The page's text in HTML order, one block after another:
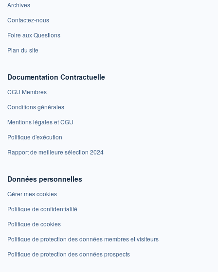
Archives
Contactez-nous
Foire aux Questions
Plan du site
Documentation Contractuelle
CGU Membres
Conditions générales
Mentions légales et CGU
Politique d'exécution
Rapport de meilleure sélection 2024
Données personnelles
Gérer mes cookies
Politique de confidentialité
Politique de cookies
Politique de protection des données membres et visiteurs
Politique de protection des données prospects